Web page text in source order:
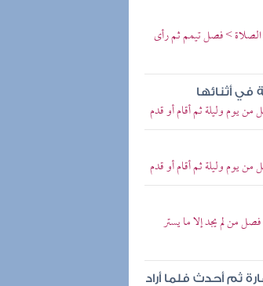
الصلاة > فصل تيمم ثم رأى
أثنائها
يوم وليلة ثم أقام أو قدم
يوم وليلة ثم أقام أو قدم
من لم يجد إلا ما يستر
ثم أحدث فلما أراد